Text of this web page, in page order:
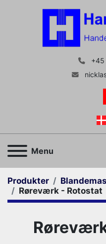
+45
Menu
Produkter
Røreværk - Rotostat